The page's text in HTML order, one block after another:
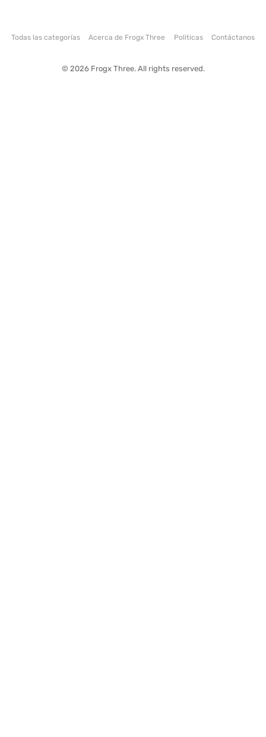
Todas las categorías Acerca de Frogx Three Politicas Contáctanos
© 2026 Frogx Three. All rights reserved.